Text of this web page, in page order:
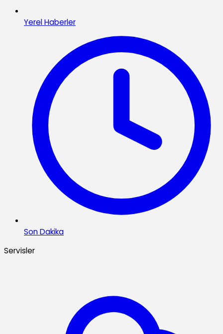
Yerel Haberler
Son Dakika
Servisler